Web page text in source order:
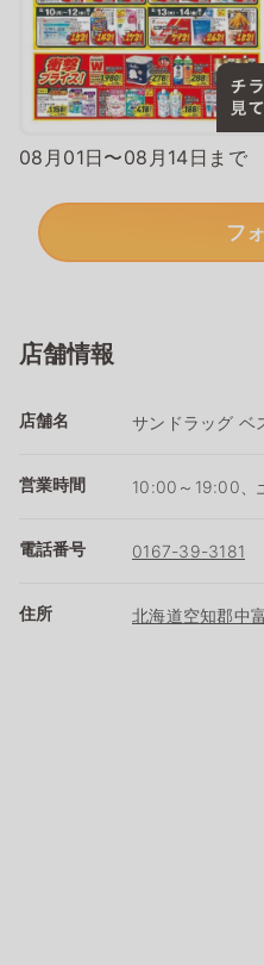
08月01日〜08月14日まで
フ
店舗情報
店舗名 サンドラッグ ベ
営業時間 10:00～19:00、
電話番号 0167-39-3181
住所 北海道空知郡中